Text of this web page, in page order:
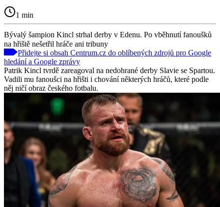
1 min
Bývalý šampion Kincl strhal derby v Edenu. Po vběhnutí fanoušků
na hřiště nešetřil hráče ani tribuny
Přidejte si obsah Centrum.cz do oblíbených zdrojů pro Google
hledání a Google zprávy
Patrik Kincl tvrdě zareagoval na nedohrané derby Slavie se Spartou.
Vadili mu fanoušci na hřišti i chování některých hráčů, které podle
něj ničí obraz českého fotbalu.